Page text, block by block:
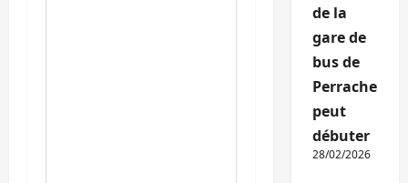
de la
gare de
bus de
Perrache
peut
débuter
28/02/2026